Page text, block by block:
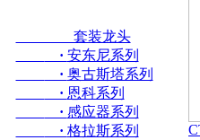
套装龙头
· 安东尼系列
· 奥古斯塔系列
· 恩科系列
· 感应器系列
· 格拉斯系列